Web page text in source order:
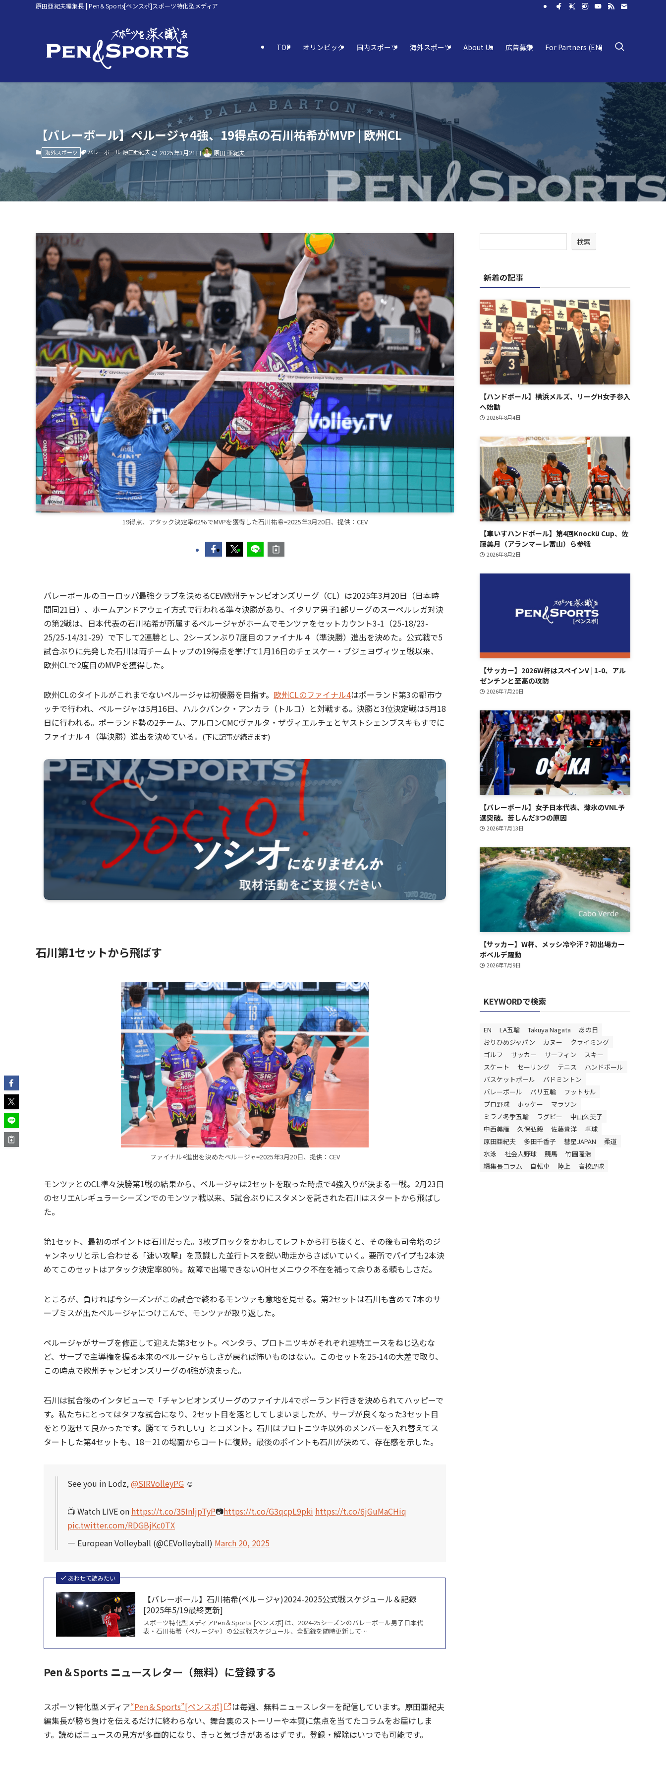
原田亜紀夫編集長 | Pen＆Sports[ペンスポ]スポーツ特化型メディア
TOP オリンピック 国内スポーツ 海外スポーツ About Us 広告募集 For Partners (EN)
【バレーボール】ペルージャ4強、19得点の石川祐希がMVP | 欧州CL
海外スポーツ バレーボール 原田亜紀夫 2025年3月21日 原田 亜紀夫
19得点、アタック決定率62%でMVPを獲得した石川祐希=2025年3月20日、提供：CEV
バレーボールのヨーロッパ最強クラブを決めるCEV欧州チャンピオンズリーグ（CL）は2025年3月20日（日本時
間同21日）、ホームアンドアウェイ方式で行われる準々決勝があり、イタリア男子1部リーグのスーペルレガ対決
の第2戦は、日本代表の石川祐希が所属するペルージャがホームでモンツァをセットカウント3-1（25-18/23-
25/25-14/31-29）で下して2連勝とし、2シーズンぶり7度目のファイナル４（準決勝）進出を決めた。公式戦で5
試合ぶりに先発した石川は両チームトップの19得点を挙げて1月16日のチェスケー・ブジェヨヴィツェ戦以来、
欧州CLで2度目のMVPを獲得した。
欧州CLのタイトルがこれまでないペルージャは初優勝を目指す。 欧州CLのファイナル4はポーランド第3の都市ウ
ッチで行われ、ペルージャは5月16日、ハルクバンク・アンカラ（トルコ）と対戦する。決勝と3位決定戦は5月18
日に行われる。ポーランド勢の2チーム、アルロンCMCヴァルタ・ザヴィエルチェとヤストシェンブスキもすでに
ファイナル４（準決勝）進出を決めている。 (下に記事が続きます)
石川第1セットから飛ばす
ファイナル4進出を決めたペルージャ=2025年3月20日、提供：CEV
モンツァとのCL準々決勝第1戦の結果から、ペルージャは2セットを取った時点で4強入りが決まる一戦。2月23日
のセリエAレギュラーシーズンでのモンツァ戦以来、5試合ぶりにスタメンを託された石川はスタートから飛ばし
た。
第1セット、最初のポイントは石川だった。3枚ブロックをかわしてレフトから打ち抜くと、その後も司令塔のジ
ャンネッリと示し合わせる「速い攻撃」を意識した並行トスを鋭い助走からさばいていく。要所でパイプも2本決
めてこのセットはアタック決定率80％。故障で出場できないOHセメニウク不在を補って余りある頼もしさだ。
ところが、負ければ今シーズンがこの試合で終わるモンツァも意地を見せる。第2セットは石川も含めて7本のサ
ーブミスが出たペルージャにつけこんで、モンツァが取り返した。
ペルージャがサーブを修正して迎えた第3セット。ベンタラ、プロトニツキがそれぞれ連続エースをねじ込むな
ど、サーブで主導権を握る本来のペルージャらしさが戻れば怖いものはない。このセットを25-14の大差で取り、
この時点で欧州チャンピオンズリーグの4強が決まった。
石川は試合後のインタビューで「チャンピオンズリーグのファイナル4でポーランド行きを決められてハッピーで
す。私たちにとってはタフな試合になり、2セット目を落としてしまいましたが、サーブが良くなった3セット目
をとり返せて良かったです。勝ててうれしい」とコメント。石川はプロトニツキ以外のメンバーを入れ替えてス
タートした第4セットも、18－21の場面からコートに復帰。最後のポイントも石川が決めて、存在感を示した。
See you in Lodz,@SIRVolleyPG ☺️
📺 Watch LIVE on https://t.co/35InljpTyP📷https://t.co/G3qcpL9pki https://t.co/6jGuMaCHiq
pic.twitter.com/RDGBjKc0TX
— European Volleyball (@CEVolleyball) March 20, 2025
あわせて読みたい
【バレーボール】石川祐希(ペルージャ)2024-2025公式戦スケジュール＆記録
[2025年5/19最終更新]
スポーツ特化型メディアPen＆Sports [ペンスポ] は、2024-25シーズンのバレーボール男子日本代
表・石川祐希（ペルージャ）の公式戦スケジュール、全記録を随時更新して…
Pen＆Sports ニュースレター（無料）に登録する
スポーツ特化型メディア“Pen＆Sports”[ペンスポ]
は毎週、無料ニュースレターを配信しています。原田亜紀夫
編集長が勝ち負けを伝えるだけに終わらない、舞台裏のストーリーや本質に焦点を当てたコラムをお届けしま
す。読めばニュースの見方が多面的になり、きっと気づきがあるはずです。登録・解除はいつでも可能です。
検索
新着の記事
【ハンドボール】横浜メルズ、リーグH女子参入
へ始動
2026年8月4日
【車いすハンドボール】第4回Knockü Cup、佐
藤美月（アランマーレ富山）ら参戦
2026年8月2日
【サッカー】2026W杯はスペインV | 1-0、アル
ゼンチンと至高の攻防
2026年7月20日
【バレーボール】女子日本代表、薄氷のVNL予
選突破。苦しんだ3つの原因
2026年7月13日
【サッカー】W杯、メッシ冷や汗？初出場カー
ボベルデ躍動
2026年7月9日
KEYWORDで検索
EN LA五輪 Takuya Nagata
あの日
おりひめジャパン
カヌー
クライミング
ゴルフ
サッカー サーフィン
スキー
スケート
セーリング テニス
ハンドボール
バスケットボール
バドミントン
バレーボール
パリ五輪
フットサル
プロ野球
ホッケー
マラソン
ミラノ冬季五輪
ラグビー
中山久美子
中西美雁
久保弘毅 佐藤貴洋
卓球
原田亜紀夫
多田千香子 彗星JAPAN
柔道
水泳
社会人野球 競馬
竹園隆浩
編集長コラム
自転車 陸上 高校野球